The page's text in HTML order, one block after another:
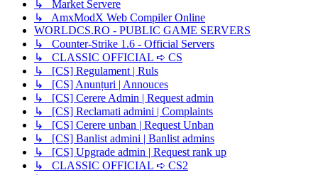
↳ Market Servere
↳ AmxModX Web Compiler Online
WORLDCS.RO - PUBLIC GAME SERVERS
↳ Counter-Strike 1.6 - Official Servers
↳ CLASSIC OFFICIAL ➪ CS
↳ [CS] Regulament | Ruls
↳ [CS] Anunțuri | Annouces
↳ [CS] Cerere Admin | Request admin
↳ [CS] Reclamati admini | Complaints
↳ [CS] Cerere unban | Request Unban
↳ [CS] Banlist admini | Banlist admins
↳ [CS] Upgrade admin | Request rank up
↳ CLASSIC OFFICIAL ➪ CS2